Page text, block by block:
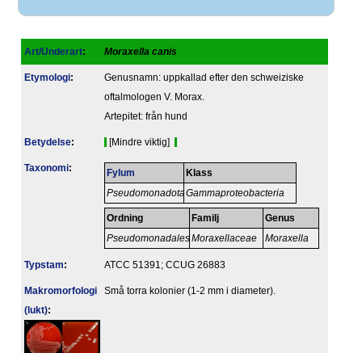
Art/Underart: Moraxella canis
Etymologi:
Genusnamn: uppkallad efter den schweiziske
oftalmologen V. Morax.
Artepitet: från hund
Betydelse: [Mindre viktig]
Taxonomi: Fylum
Pseudomonadota
Klass
Gammaproteobacteria
Ordning
Pseudomonadales
Familj
Moraxellaceae
Genus
Moraxella
Typstam: ATCC 51391; CCUG 26883
Makromorfologi
(lukt):
Små torra kolonier (1-2 mm i diameter).